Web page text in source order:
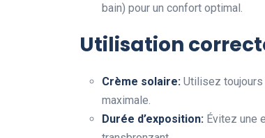
bain) pour un confort optimal.
Utilisation
Crème solaire: Utilisez
maximale.
Durée d’exposition: Évitez une